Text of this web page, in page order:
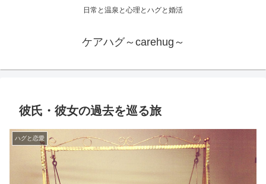
日常と温泉と心理とハグと婚活
ケアハグ～carehug～
彼氏・彼女の過去を巡る旅
ハグと恋愛